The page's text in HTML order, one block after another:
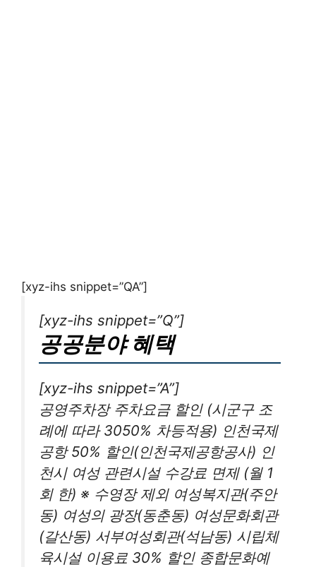
[xyz-ihs snippet=”QA”]
[xyz-ihs snippet=”Q”]
공공분야 혜택
[xyz-ihs snippet=”A”]
공영주차장 주차요금 할인 (시군구 조
례에 따라 3050% 차등적용) 인천국제
공항 50% 할인(인천국제공항공사) 인
천시 여성 관련시설 수강료 면제 (월 1
회 한) ※ 수영장 제외 여성복지관(주안
동) 여성의 광장(동춘동) 여성문화회관
(갈산동) 서부여성회관(석남동) 시립체
육시설 이용료 30% 할인 종합문화예